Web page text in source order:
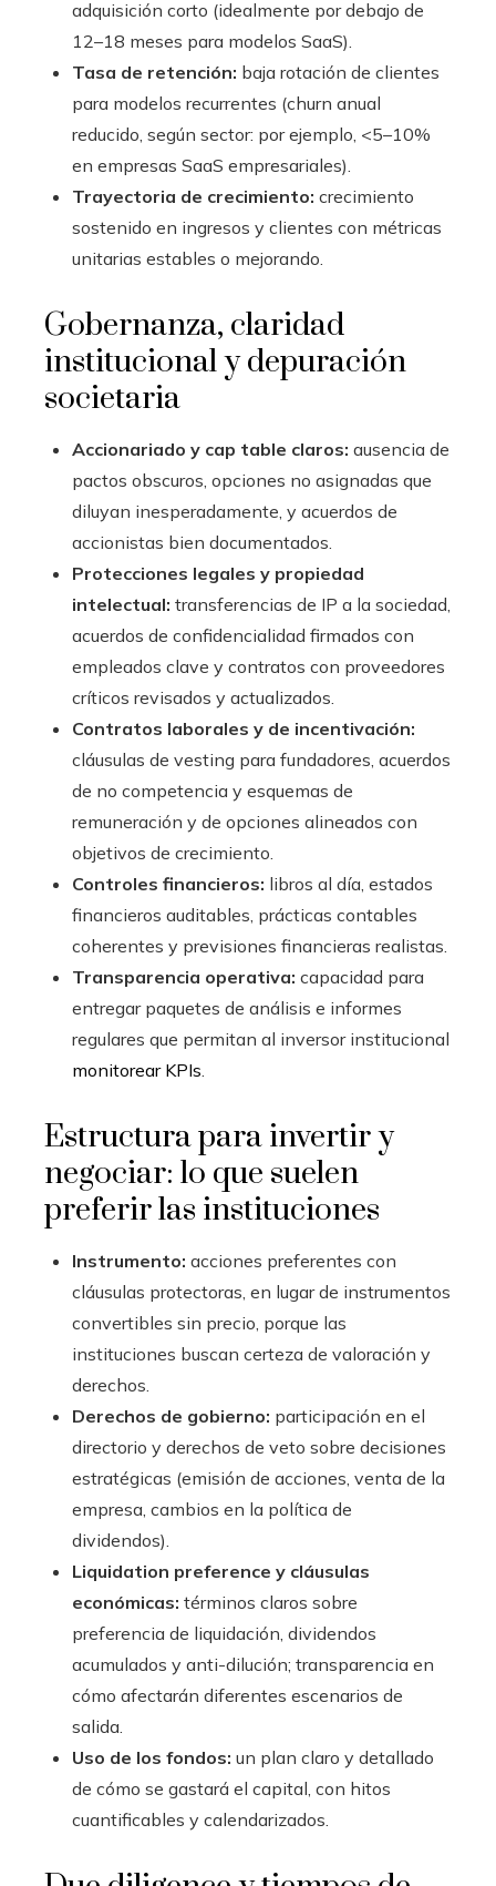
adquisición corto (idealmente por debajo de
12–18 meses para modelos SaaS).
Tasa de retención: baja rotación de clientes
para modelos recurrentes (churn anual
reducido, según sector: por ejemplo, <5–10%
en empresas SaaS empresariales).
Trayectoria de crecimiento: crecimiento
sostenido en ingresos y clientes con métricas
unitarias estables o mejorando.
Gobernanza, claridad
institucional y depuración
societaria
Accionariado y cap table claros: ausencia de
pactos obscuros, opciones no asignadas que
diluyan inesperadamente, y acuerdos de
accionistas bien documentados.
Protecciones legales y propiedad
intelectual: transferencias de IP a la sociedad,
acuerdos de confidencialidad firmados con
empleados clave y contratos con proveedores
críticos revisados y actualizados.
Contratos laborales y de incentivación:
cláusulas de vesting para fundadores, acuerdos
de no competencia y esquemas de
remuneración y de opciones alineados con
objetivos de crecimiento.
Controles financieros: libros al día, estados
financieros auditables, prácticas contables
coherentes y previsiones financieras realistas.
Transparencia operativa: capacidad para
entregar paquetes de análisis e informes
regulares que permitan al inversor institucional
monitorear KPIs.
Estructura para invertir y
negociar: lo que suelen
preferir las instituciones
Instrumento: acciones preferentes con
cláusulas protectoras, en lugar de instrumentos
convertibles sin precio, porque las
instituciones buscan certeza de valoración y
derechos.
Derechos de gobierno: participación en el
directorio y derechos de veto sobre decisiones
estratégicas (emisión de acciones, venta de la
empresa, cambios en la política de
dividendos).
Liquidation preference y cláusulas
económicas: términos claros sobre
preferencia de liquidación, dividendos
acumulados y anti-dilución; transparencia en
cómo afectarán diferentes escenarios de
salida.
Uso de los fondos: un plan claro y detallado
de cómo se gastará el capital, con hitos
cuantificables y calendarizados.